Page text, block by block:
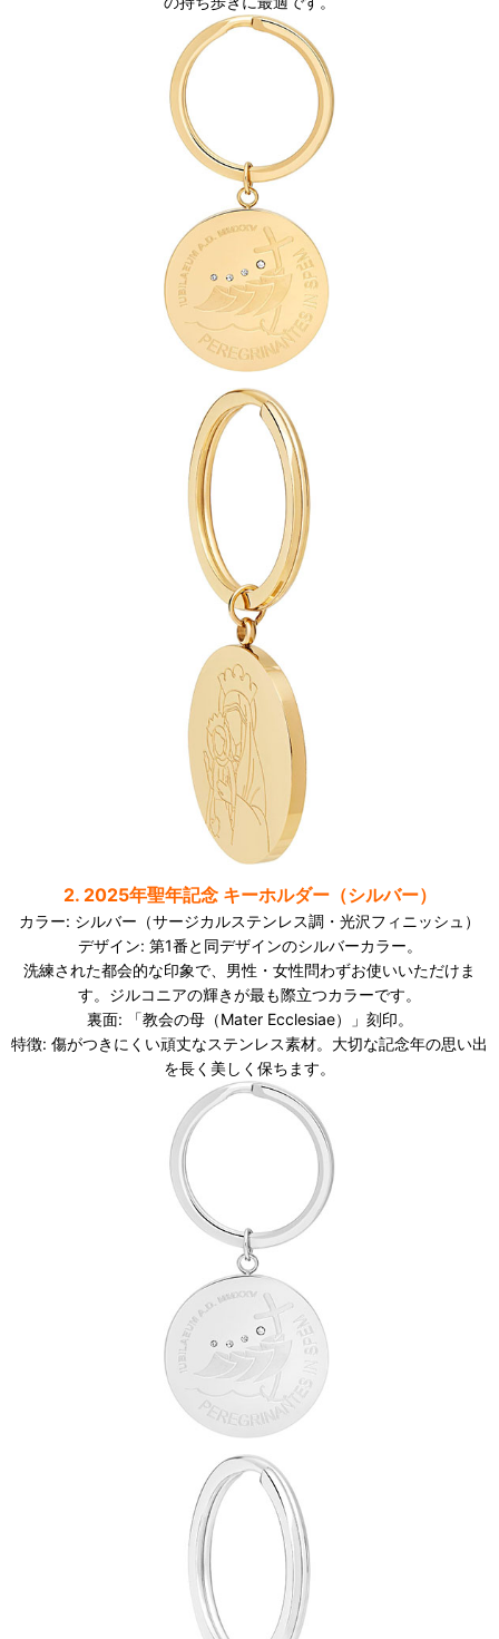
2. 2025年聖年記念 キーホルダー（シルバー）
カラー: シルバー（サージカルステンレス調・光沢フィニッシュ）
デザイン: 第1番と同デザインのシルバーカラー。
洗練された都会的な印象で、男性・女性問わずお使いいただけま
す。ジルコニアの輝きが最も際立つカラーです。
裏面: 「教会の母（Mater Ecclesiae）」刻印。
特徴: 傷がつきにくい頑丈なステンレス素材。大切な記念年の思い出
を長く美しく保ちます。